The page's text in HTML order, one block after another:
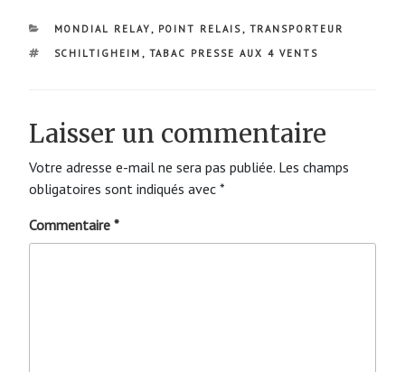
CATÉGORIES
MONDIAL RELAY , POINT RELAIS , TRANSPORTEUR
ÉTIQUETTES
SCHILTIGHEIM , TABAC PRESSE AUX 4 VENTS
Laisser un commentaire
Votre adresse e-mail ne sera pas publiée. Les champs
obligatoires sont indiqués avec *
Commentaire *